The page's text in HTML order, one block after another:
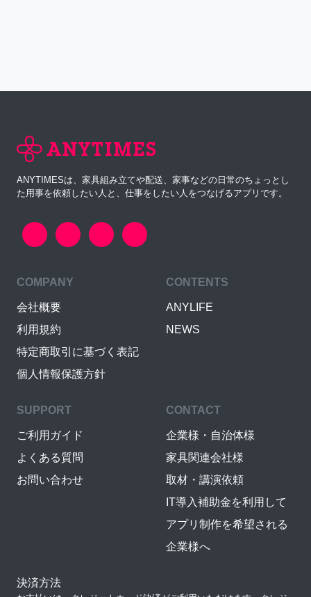
ANYTIMESは、家具組み立てや配送、家事などの日常のちょっとし
た用事を依頼したい人と、仕事をしたい人をつなげるアプリです。
COMPANY
会社概要
利用規約
特定商取引に基づく表記
個人情報保護方針
CONTENTS
ANYLIFE
NEWS
SUPPORT
ご利用ガイド
よくある質問
お問い合わせ
CONTACT
企業様・自治体様
家具関連会社様
取材・講演依頼
IT導入補助金を利用して
アプリ制作を希望される
企業様へ
決済方法